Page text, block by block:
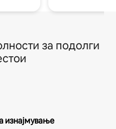
за подолги
изнајмување